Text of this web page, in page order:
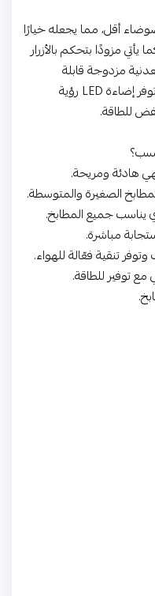
أقل، مما يجعله خيارًا
مزودًا بتحكم بالأزرار
مزدوجة قابلة
للتنظيف لضمان تنقية فعّالة للهواء. وتوفر إضاءة LED رؤية
للطاقة.
هادئة ومريحة.
جميع المطابخ.
مباشرة.
تنقية فعّالة للهواء.